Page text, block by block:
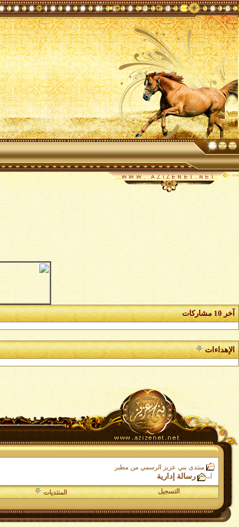
آخر 10 مشاركات
الإهداءات
منتدى بني عزيز الرسمي من مطير
رسالة إدارية
التسجيل
المنتديات